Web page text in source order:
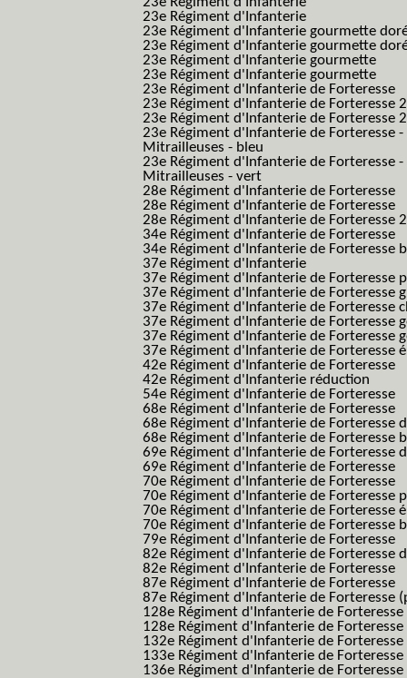
23e Régiment d'Infanterie
23e Régiment d'Infanterie gourmette
23e Régiment d'Infanterie gourmette
23e Régiment d'Infanterie gourmette
23e Régiment d'Infanterie gourmette
23e Régiment d'Infanterie de Forteresse
23e Régiment d'Infanterie de Forteresse
23e Régiment d'Infanterie de Forteresse
23e Régiment d'Infanterie de Forteresse
Mitrailleuses - bleu
23e Régiment d'Infanterie de Forteresse
Mitrailleuses - vert
28e Régiment d'Infanterie de Forteresse
28e Régiment d'Infanterie de Forteresse
28e Régiment d'Infanterie de Forteresse
34e Régiment d'Infanterie de Forteresse
34e Régiment d'Infanterie de Forteresse
37e Régiment d'Infanterie
37e Régiment d'Infanterie de Forteresse
37e Régiment d'Infanterie de Forteresse
37e Régiment d'Infanterie de Forteresse
37e Régiment d'Infanterie de Forteresse
37e Régiment d'Infanterie de Forteresse
37e Régiment d'Infanterie de Forteresse
42e Régiment d'Infanterie de Forteresse
42e Régiment d'Infanterie réduction
54e Régiment d'Infanterie de Forteresse
68e Régiment d'Infanterie de Forteresse
68e Régiment d'Infanterie de Forteresse
68e Régiment d'Infanterie de Forteresse
69e Régiment d'Infanterie de Forteresse
69e Régiment d'Infanterie de Forteresse
70e Régiment d'Infanterie de Forteresse
70e Régiment d'Infanterie de Forteresse
70e Régiment d'Infanterie de Forteresse
70e Régiment d'Infanterie de Forteresse
79e Régiment d'Infanterie de Forteresse
82e Régiment d'Infanterie de Forteresse
82e Régiment d'Infanterie de Forteresse
87e Régiment d'Infanterie de Forteresse
87e Régiment d'Infanterie de Forteresse
128e Régiment d'Infanterie de Forteresse
128e Régiment d'Infanterie de
132e Régiment d'Infanterie de Forteresse
133e Régiment d'Infanterie de Forteresse
136e Régiment d'Infanterie de Forteresse